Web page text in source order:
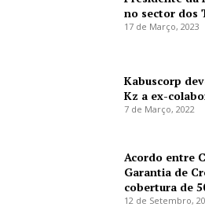
no sector dos
17 de Março, 2023
Kabuscorp
Kz a ex-
7 de Março, 2022
Acordo entre
Garantia de
cobertura de
12 de Setembro,